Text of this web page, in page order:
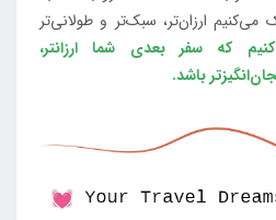
ارزان‌تر، سبک‌تر و طولانی‌تر
که سفر بعدی شما ارزانتر،